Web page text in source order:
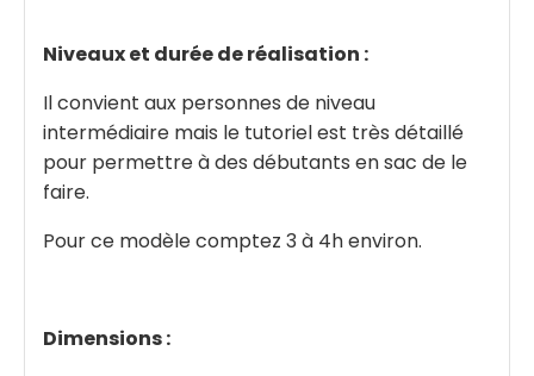
Niveaux et durée de réalisation :
Il convient aux personnes de niveau
intermédiaire mais le tutoriel est très détaillé
pour permettre à des débutants en sac de le
faire.
Pour ce modèle comptez 3 à 4h environ.
Dimensions :